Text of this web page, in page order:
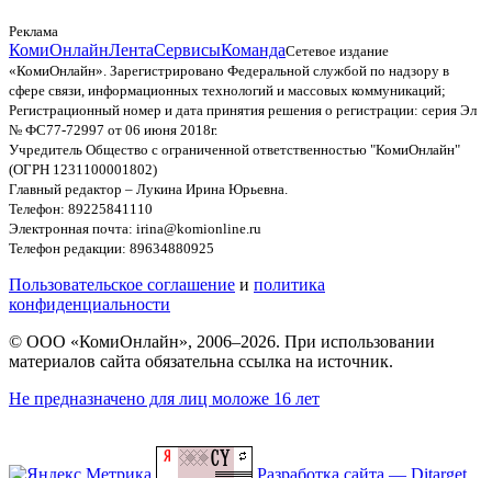
Реклама
КомиОнлайнЛентаСервисыКомандаСетевое издание
«КомиОнлайн». Зарегистрировано Федеральной службой по надзору в
сфере связи, информационных технологий и массовых коммуникаций;
Регистрационный номер и дата принятия решения о регистрации: серия Эл
№ ФС77-72997 от 06 июня 2018г.
Учредитель Общество с ограниченной ответственностью "КомиОнлайн"
(ОГРН 1231100001802)
Главный редактор – Лукина Ирина Юрьевна.
Телефон: 89225841110
Электронная почта: irina@komionline.ru
Телефон редакции: 89634880925
Пользовательское соглашение и политика
конфиденциальности
© ООО «КомиОнлайн», 2006–2026. При использовании
материалов сайта обязательна ссылка на источник.
Не предназначено для лиц моложе 16 лет
Разработка сайта — Ditarget